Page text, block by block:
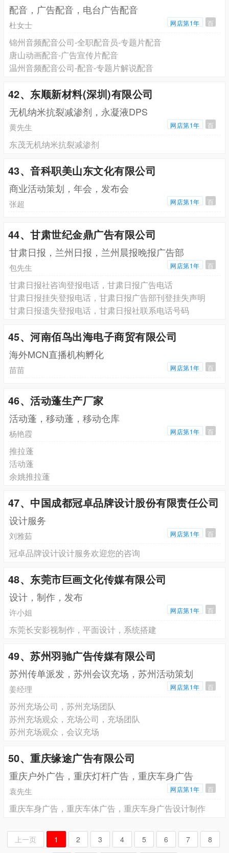
配音，广告配音，电台广告配音
杜女士 网店第1年 百
锦州音频配音公司-全职配音员-专题片配音
唐山动画配音-广告宣传片配音
温州音频配音公司-配音-专题片解说配音
42、东顺新材料(深圳)有限公司
无机纳米抗裂减渗剂，永凝液DPS
黄先生 网店第1年 百
东茂无机纳米抗裂减渗剂
43、音科职美山东文化有限公司
商业活动策划，年会，发布会
张超 网店第1年 百
44、甘肃世纪金鼎广告有限公司
甘肃日报，兰州日报，兰州晨报晚报广告部
包先生 网店第1年 百
甘肃日报社咨询登报电话，甘肃日报广告电话
甘肃日报挂失登报电话，甘肃日报广告部刊登挂失声明
甘肃日报遗失登报电话，甘肃日报社联系电话号码
45、河南佰鸟出海电子商贸有限公司
海外MCN直播机构孵化
苗苗 网店第1年 百
46、活动蓬生产厂家
活动蓬，移动蓬，移动仓库
杨艳霞 网店第1年 百
推拉蓬
活动蓬
余姚推拉蓬
47、中国成都冠卓品牌设计股份有限责任公司
设计服务
刘雅茹 网店第1年 百
冠卓品牌设计设计服务欢迎您的咨询
48、东莞市巨画文化传媒有限公司
设计，制作，发布
许小姐 网店第1年 百
东莞长安影视制作，平面设计，系统搭建
49、苏州羽驰广告传媒有限公司
苏州传单派发，苏州会议充场，苏州活动策划
姜经理 网店第1年 百
苏州充场公司，苏州充场团队
苏州充场观众，充场公司，充场团队
苏州充场观众，会议充场
50、重庆缘途广告有限公司
重庆户外广告，重庆灯杆广告，重庆车身广告
袁先生 网店第1年 百
重庆车身广告，重庆车体广告，重庆车身广告设计制作
上一页 1 2 3 4 5 6 7 8